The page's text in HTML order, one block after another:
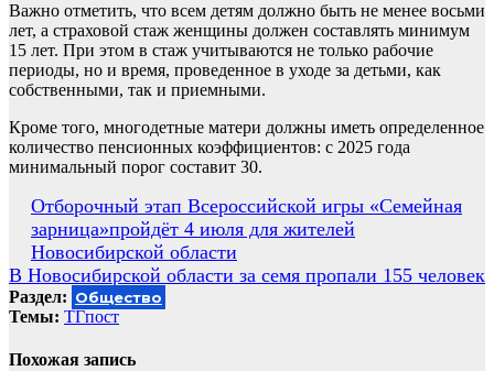
Важно отметить, что всем детям должно быть не менее восьми
лет, а страховой стаж женщины должен составлять минимум
15 лет. При этом в стаж учитываются не только рабочие
периоды, но и время, проведенное в уходе за детьми, как
собственными, так и приемными.
Кроме того, многодетные матери должны иметь определенное
количество пенсионных коэффициентов: с 2025 года
минимальный порог составит 30.
Навигация
по
записям
Отборочный этап Всероссийской игры «Семейная
зарница»пройдёт 4 июля для жителей
Новосибирской области
В Новосибирской области за семя пропали 155 человек
Раздел: Общество
Темы: ТГпост
Похожая запись